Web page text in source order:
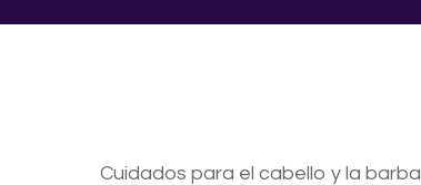
Cuidados para el cabello y la barba